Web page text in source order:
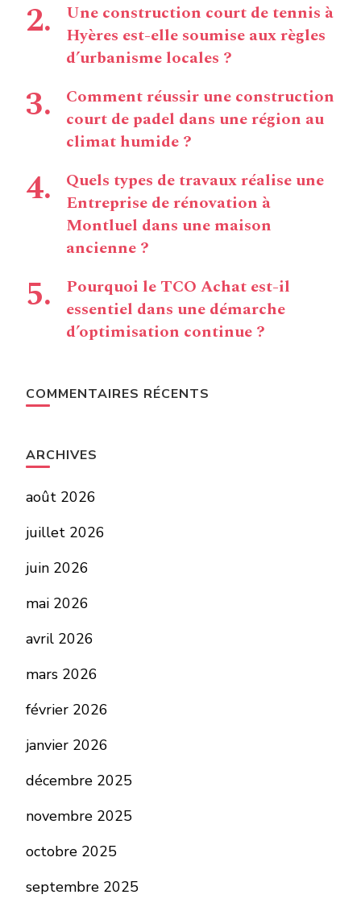
Une construction court de tennis à
Hyères est-elle soumise aux règles
d’urbanisme locales ?
Comment réussir une construction
court de padel dans une région au
climat humide ?
Quels types de travaux réalise une
Entreprise de rénovation à
Montluel dans une maison
ancienne ?
Pourquoi le TCO Achat est-il
essentiel dans une démarche
d’optimisation continue ?
COMMENTAIRES RÉCENTS
ARCHIVES
août 2026
juillet 2026
juin 2026
mai 2026
avril 2026
mars 2026
février 2026
janvier 2026
décembre 2025
novembre 2025
octobre 2025
septembre 2025